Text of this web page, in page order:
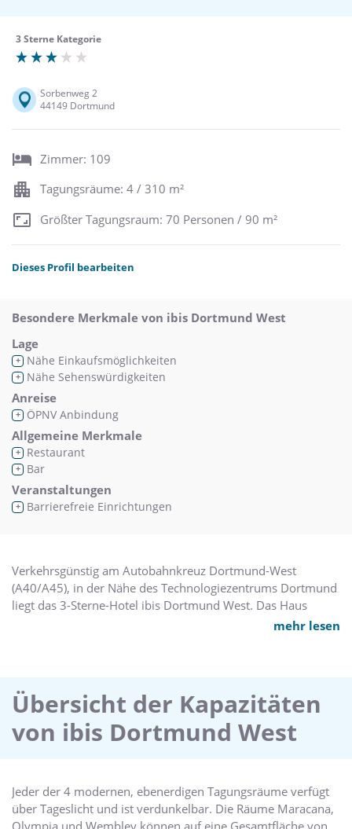
3 Sterne Kategorie
Sorbenweg 2
44149 Dortmund
Zimmer: 109
Tagungsräume: 4 / 310 m²
Größter Tagungsraum: 70 Personen / 90 m²
Dieses Profil bearbeiten
Besondere Merkmale von ibis Dortmund West
Lage
+ Nähe Einkaufsmöglichkeiten
+ Nähe Sehenswürdigkeiten
Anreise
+ ÖPNV Anbindung
Allgemeine Merkmale
+ Restaurant
+ Bar
Veranstaltungen
+ Barrierefreie Einrichtungen
Verkehrsgünstig am Autobahnkreuz Dortmund-West
(A40/A45), in der Nähe des Technologiezentrums Dortmund
liegt das 3-Sterne-Hotel ibis Dortmund West. Das Haus
verfügt über 109 komfortable Zimmer mit kostenlosem
geschäftliche Meetings, Seminare und Tagungen. 150
Parkplätze stehen den Gästen am Hotel zur Verfügung.
mehr lesen
Übersicht der Kapazitäten
von ibis Dortmund West
Jeder der 4 modernen, ebenerdigen Tagungsräume verfügt
über Tageslicht und ist verdunkelbar. Die Räume Maracana,